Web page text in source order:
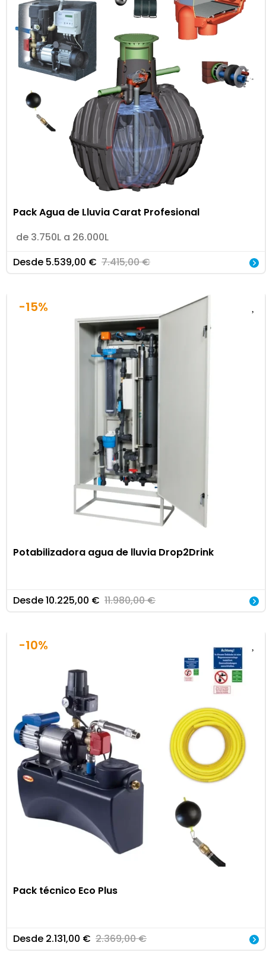
Pack Agua de Lluvia Carat Profesional
de 3.750L a 26.000L
Desde 5.539,00 € 7.415,00€
-15%
Potabilizadora agua de lluvia Drop2Drink
Desde10.225,00 € 11.980,00€
-10%
Pack técnico Eco Plus
Desde 2.131,00 € 2.369,00€